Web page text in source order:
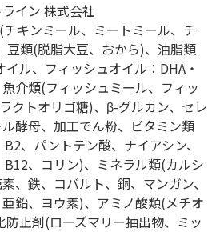
イン 株式会社
チキンミール、ミートミール、チ
豆類(脱脂大豆、おから)、油脂類
ル、フィッシュオイル：DHA・
介類(フィッシュミール、フィッ
クトオリゴ糖)、β-グルカン、セレ
酵母、加工でん粉、ビタミン類
、パントテン酸、ナイアシン、
、コリン)、ミネラル類(カルシ
、鉄、コバルト、銅、マンガン、
鉛、ヨウ素)、アミノ酸類(メチオ
止剤(ローズマリー抽出物、ミッ